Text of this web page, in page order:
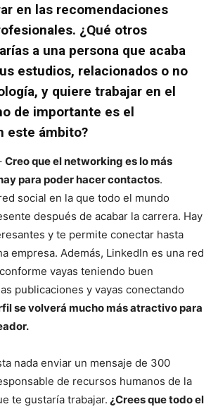
en las recomendaciones
¿Qué otros
a una persona que acaba
estudios, relacionados o no
y quiere trabajar en el
de importante es el
este ámbito?
Creo que el networking es lo más
para poder hacer contactos.
social en la que todo el mundo
después de acabar la carrera. Hay
y te permite conectar hasta
empresa. Además, LinkedIn es una red
vayas teniendo buen
publicaciones y vayas conectando
se volverá mucho más atractivo para
nada enviar un mensaje de 300
de recursos humanos de la
te gustaría trabajar. ¿Crees que todo el